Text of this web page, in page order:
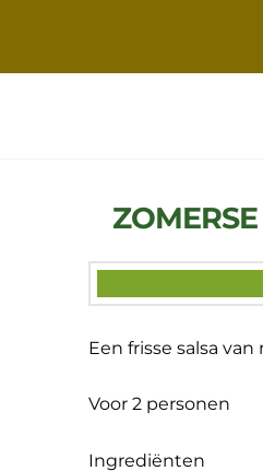
Een frisse salsa
Voor 2 personen
Ingrediënten